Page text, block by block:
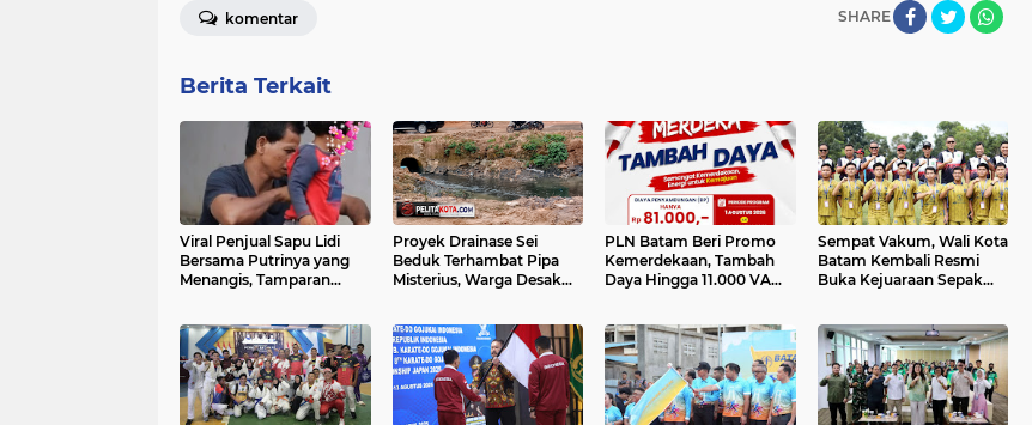
SHARE
komentar
Berita Terkait
Viral Penjual Sapu Lidi
Bersama Putrinya yang
Menangis, Tamparan
Proyek Drainase Sei
Beduk Terhambat Pipa
Misterius, Warga Desak
PLN Batam Beri Promo
Kemerdekaan, Tambah
Daya Hingga 11.000 VA
Sempat Vakum, Wali Kota
Batam Kembali Resmi
Buka Kejuaraan Sepak